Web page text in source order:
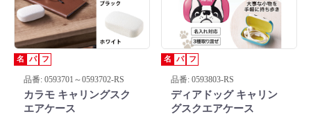
名 パ フ
品番: 0593701～0593702-RS
カラモ キャリングスク
エアケース
名 パ フ
品番: 0593803-RS
ディアドッグ キャリン
グスクエアケース